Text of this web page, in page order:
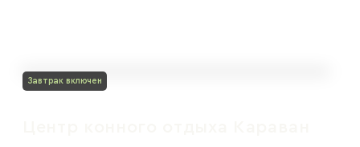
Завтрак включен